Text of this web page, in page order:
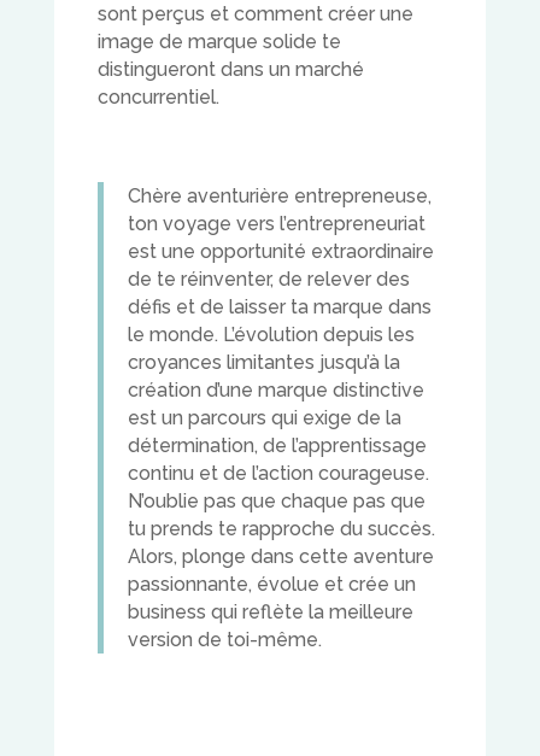
sont perçus et comment créer une
image de marque solide te
distingueront dans un marché
concurrentiel.
Chère aventurière entrepreneuse,
ton voyage vers l’entrepreneuriat
est une opportunité extraordinaire
de te réinventer, de relever des
défis et de laisser ta marque dans
le monde. L’évolution depuis les
croyances limitantes jusqu’à la
création d’une marque distinctive
est un parcours qui exige de la
détermination, de l’apprentissage
continu et de l’action courageuse.
N’oublie pas que chaque pas que
tu prends te rapproche du succès.
Alors, plonge dans cette aventure
passionnante, évolue et crée un
business qui reflète la meilleure
version de toi-même.